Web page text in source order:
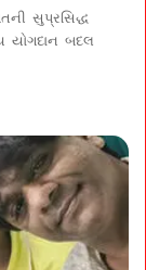
સુપ્રસિદ્ધ
યોગદાન બદલ